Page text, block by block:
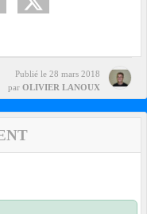
Publié le 28 mars 2018
par OLIVIER LANOUX